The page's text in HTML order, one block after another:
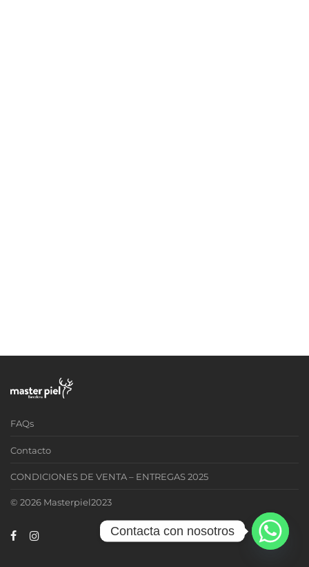
FAQs
Contacto
CONDICIONES DE VENTA – ENTREGAS 2025
© 2026 Masterpiel2023
Contacta con nosotros